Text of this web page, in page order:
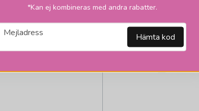
*Kan ej kombineras med andra rabatter.
email
Mejladress Hämta kod